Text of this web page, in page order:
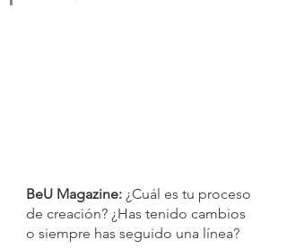
BeU Magazine: ¿Cuál es tu proceso
de creación? ¿Has tenido cambios
o siempre has seguido una línea?